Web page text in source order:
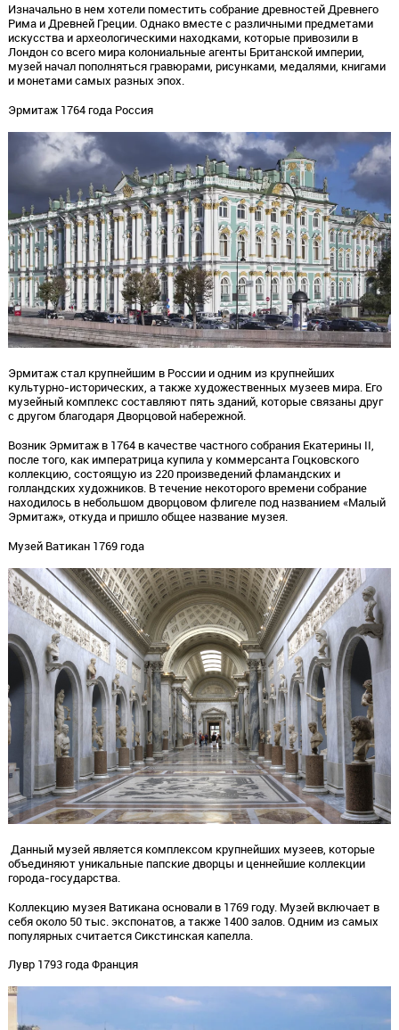
Изначально в нем хотели поместить собрание древностей Древнего
Рима и Древней Греции. Однако вместе с различными предметами
искусства и археологическими находками, которые привозили в
Лондон со всего мира колониальные агенты Британской империи,
музей начал пополняться гравюрами, рисунками, медалями, книгами
и монетами самых разных эпох.
Эрмитаж 1764 года Россия
Эрмитаж стал крупнейшим в России и одним из крупнейших
культурно-исторических, а также художественных музеев мира. Его
музейный комплекс составляют пять зданий, которые связаны друг
с другом благодаря Дворцовой набережной.
Возник Эрмитаж в 1764 в качестве частного собрания Екатерины II,
после того, как императрица купила у коммерсанта Гоцковского
коллекцию, состоящую из 220 произведений фламандских и
голландских художников. В течение некоторого времени собрание
находилось в небольшом дворцовом флигеле под названием «Малый
Эрмитаж», откуда и пришло общее название музея.
Музей Ватикан 1769 года
Данный музей является комплексом крупнейших музеев, которые
объединяют уникальные папские дворцы и ценнейшие коллекции
города-государства.
Коллекцию музея Ватикана основали в 1769 году. Музей включает в
себя около 50 тыс. экспонатов, а также 1400 залов. Одним из самых
популярных считается Сикстинская капелла.
Лувр 1793 года Франция